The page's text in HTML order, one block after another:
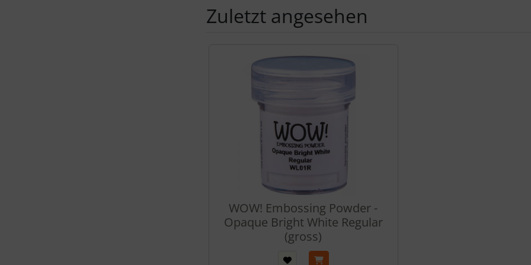
Zuletzt angesehen
WOW! Embossing Powder -
Opaque Bright White Regular
(gross)